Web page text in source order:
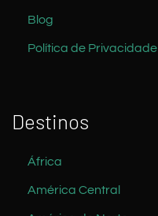
Blog
Política de Privacidade
Destinos
África
América Central